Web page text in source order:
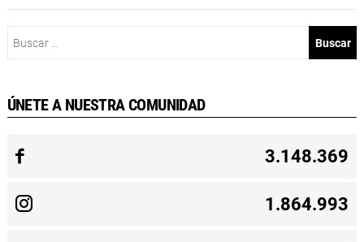
ÚNETE A NUESTRA COMUNIDAD
3.148.369
1.864.993